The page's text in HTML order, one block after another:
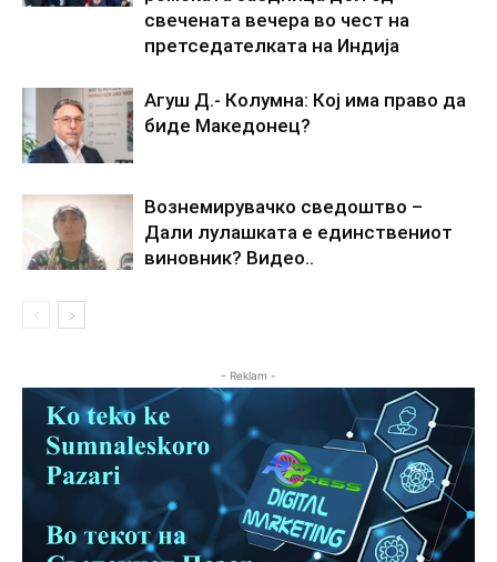
свечената вечера во чест на
претседателката на Индија
Агуш Д.- Колумна: Кој има право да
биде Македонец?
Вознемирувачко сведоштво –
Дали лулашката е единствениот
виновник? Видео..
- Reklam -